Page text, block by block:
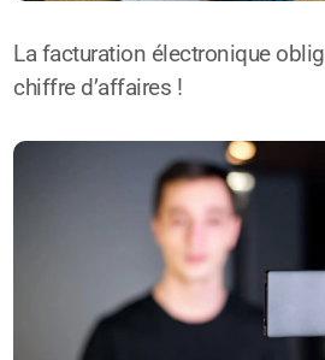
La facturation électronique
chiffre d’affaires !